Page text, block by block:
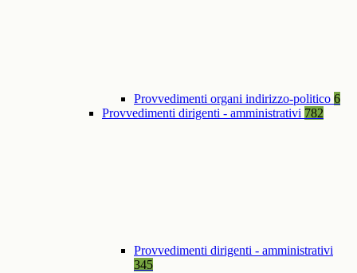
Provvedimenti organi indirizzo-politico 6
Provvedimenti dirigenti - amministrativi 782
Provvedimenti dirigenti - amministrativi
345